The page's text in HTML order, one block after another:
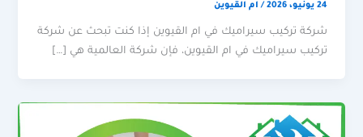
24 يونيو، 2026 / ام القيوين
شركة تركيب سيراميك في ام القيوين إذا كنت تبحث عن شركة
تركيب سيراميك في ام القيوين، فإن شركة العالمية هي […]